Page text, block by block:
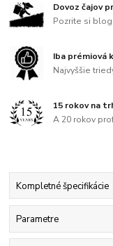
Dovoz čajov
Pozrite si blog
Iba prémiová
Najvyššie
15 rokov na
A 20 rokov
Kompletné špecifikácie
Parametre